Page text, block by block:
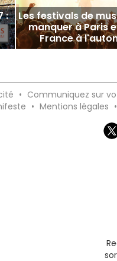
:
Les festivals de
manquer à Paris
France à
• Communiquez sur
• Mentions légales •